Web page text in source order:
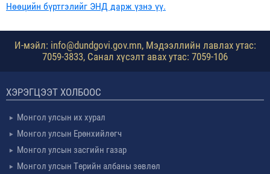
Нөөцийн бүртгэлийг ЭНД дарж үзнэ үү.
И-мэйл: info@dundgovi.gov.mn, Мэдээллийн лавлах утас:
7059-3833, Санал хүсэлт авах утас: 7059-106
ХЭРЭГЦЭЭТ ХОЛБООС
Монгол улсын их хурал
Монгол улсын Ерөнхийлөгч
Монгол улсын засгийн газар
Монгол улсын Төрийн албаны зөвлөл